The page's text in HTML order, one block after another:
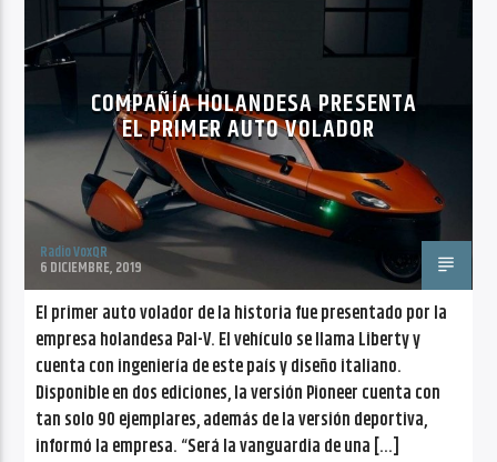
COMPAÑÍA HOLANDESA PRESENTA
EL PRIMER AUTO VOLADOR
Radio VoxQR
6 DICIEMBRE, 2019
El primer auto volador de la historia fue presentado por la
empresa holandesa Pal-V. El vehículo se llama Liberty y
cuenta con ingeniería de este país y diseño italiano.
Disponible en dos ediciones, la versión Pioneer cuenta con
tan solo 90 ejemplares, además de la versión deportiva,
informó la empresa. “Será la vanguardia de una […]